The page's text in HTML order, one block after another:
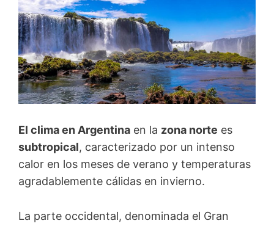
El clima en Argentina en la zona norte es
subtropical, caracterizado por un intenso
calor en los meses de verano y temperaturas
agradablemente cálidas en invierno.
La parte occidental, denominada el Gran